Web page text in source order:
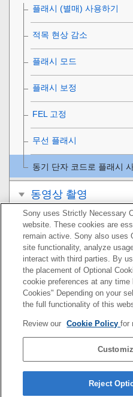
플래시 (별매) 사용하기
적목 현상 감소
플래시 모드
플래시 보정
FEL 고정
무선 플래시
동기 단자 코드로 플래시
동영상 촬영
보기
카메라의 사용자 설정
네트워크 기능 사용
컴퓨터 사용하기
MENU 항목 목록
문제가 발생했을 때는
Sony uses Strictly Necessary
website. These cookies are
remain active. Sony also uses
site functionality, analyze
interact with third parties. By
the placement of Optional
cookie preferences at any
Cookies" Depending on your
the full functionality of this
Review our Cookie Policyfor
Reject